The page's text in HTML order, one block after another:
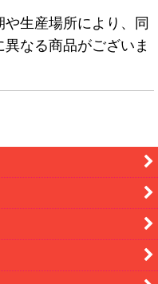
生産場所により、同
なる商品がございま